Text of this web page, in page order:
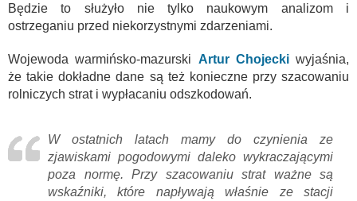
Będzie to służyło nie tylko naukowym analizom i
ostrzeganiu przed niekorzystnymi zdarzeniami.
Wojewoda warmińsko-mazurski Artur Chojeckiwyjaśnia,
że takie dokładne dane są też konieczne przy szacowaniu
rolniczych strat i wypłacaniu odszkodowań.
W ostatnich latach mamy do czynienia ze
zjawiskami pogodowymi daleko wykraczającymi
poza normę. Przy szacowaniu strat ważne są
wskaźniki, które napływają właśnie ze stacji